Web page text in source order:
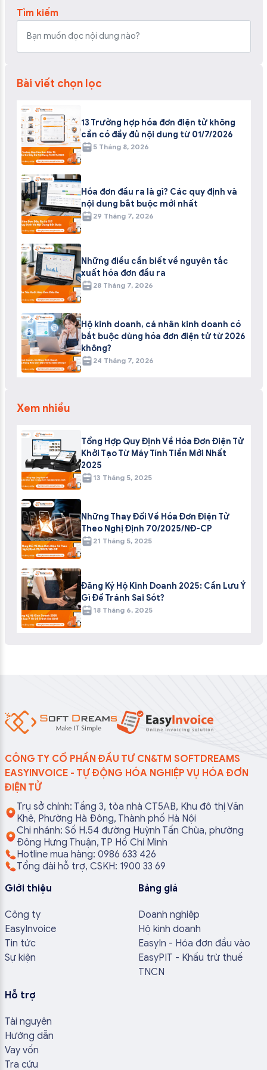
Tìm kiếm
Bài viết chọn lọc
13 Trường hợp hóa đơn điện tử không
cần có đầy đủ nội dung từ 01/7/2026
5 Tháng 8, 2026
Hóa đơn đầu ra là gì? Các quy định và
nội dung bắt buộc mới nhất
29 Tháng 7, 2026
Những điều cần biết về nguyên tắc
xuất hóa đơn đầu ra
28 Tháng 7, 2026
Hộ kinh doanh, cá nhân kinh doanh có
bắt buộc dùng hóa đơn điện tử từ 2026
không?
24 Tháng 7, 2026
Xem nhiều
Tổng Hợp Quy Định Về Hóa Đơn Điện Tử
Khởi Tạo Từ Máy Tính Tiền Mới Nhất
2025
13 Tháng 5, 2025
Những Thay Đổi Về Hóa Đơn Điện Tử
Theo Nghị Định 70/2025/NĐ-CP
21 Tháng 5, 2025
Đăng Ký Hộ Kinh Doanh 2025: Cần Lưu Ý
Gì Để Tránh Sai Sót?
18 Tháng 6, 2025
CÔNG TY CỔ PHẦN ĐẦU TƯ CN&TM SOFTDREAMS
EASYINVOICE - TỰ ĐỘNG HÓA NGHIỆP VỤ HÓA ĐƠN
ĐIỆN TỬ
Trụ sở chính: Tầng 3, tòa nhà CT5AB, Khu đô thị Văn
Khê, Phường Hà Đông, Thành phố Hà Nội
Chi nhánh: Số H.54 đường Huỳnh Tấn Chùa, phường
Đông Hưng Thuận, TP Hồ Chí Minh
Hotline mua hàng: 0986 633 426
Tổng đài hỗ trợ, CSKH: 1900 33 69
Giới thiệu
Công ty
EasyInvoice
Tin tức
Sự kiện
Bảng giá
Doanh nghiệp
Hộ kinh doanh
EasyIn - Hóa đơn đầu vào
EasyPIT - Khấu trừ thuế
TNCN
Hỗ trợ
Tài nguyên
Hướng dẫn
Vay vốn
Tra cứu